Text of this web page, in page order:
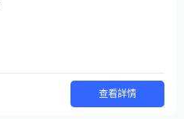
查看詳情